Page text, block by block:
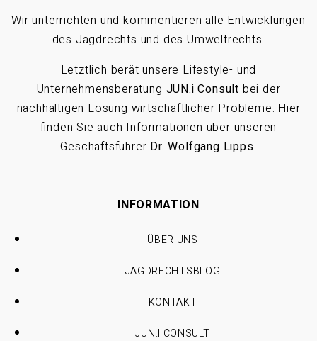
Wir unterrichten und kommentieren alle Entwicklungen
des Jagdrechts und des Umweltrechts.
Letztlich berät unsere Lifestyle- und
Unternehmensberatung JUN.i Consult bei der
nachhaltigen Lösung wirtschaftlicher Probleme. Hier
finden Sie auch Informationen über unseren
Geschäftsführer Dr. Wolfgang Lipps.
INFORMATION
ÜBER UNS
JAGDRECHTSBLOG
KONTAKT
JUN.I CONSULT